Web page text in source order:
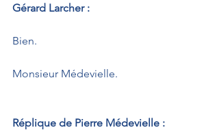
Gérard Larcher :
Bien.
Monsieur Médevielle.
Réplique de Pierre Médevielle :